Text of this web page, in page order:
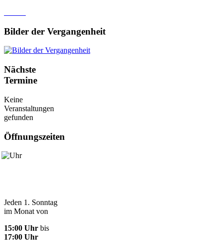
Bilder der Vergangenheit
Nächste
Termine
Keine
Veranstaltungen
gefunden
Öffnungszeiten
Jeden 1. Sonntag
im Monat von
15:00 Uhr bis
17:00 Uhr